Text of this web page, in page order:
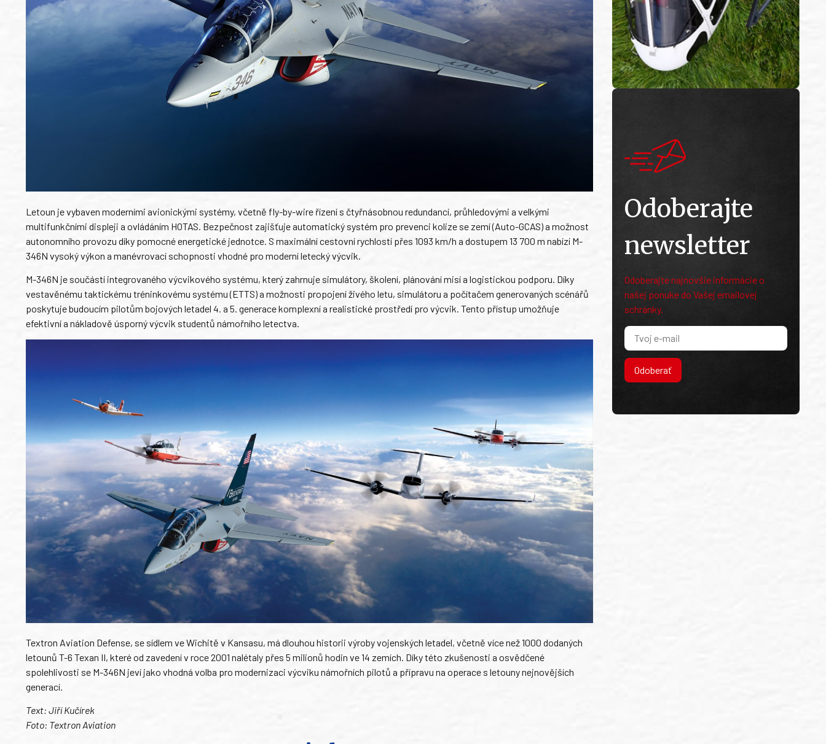
Letoun je vybaven moderními avionickými systémy, včetně fly-by-wire řízení s čtyřnásobnou redundancí, průhledovými a velkými
multifunkčními displeji a ovládáním HOTAS. Bezpečnost zajišťuje automatický systém pro prevenci kolize se zemí (Auto-GCAS) a možnost
autonomního provozu díky pomocné energetické jednotce. S maximální cestovní rychlostí přes 1093 km/h a dostupem 13 700 m nabízí M-
346N vysoký výkon a manévrovací schopnosti vhodné pro moderní letecký výcvik.
M-346N je součástí integrovaného výcvikového systému, který zahrnuje simulátory, školení, plánování misí a logistickou podporu. Díky
vestavěnému taktickému tréninkovému systému (ETTS) a možnosti propojení živého letu, simulátoru a počítačem generovaných scénářů
poskytuje budoucím pilotům bojových letadel 4. a 5. generace komplexní a realistické prostředí pro výcvik. Tento přístup umožňuje
efektivní a nákladově úsporný výcvik studentů námořního letectva.
Textron Aviation Defense, se sídlem ve Wichitě v Kansasu, má dlouhou historii výroby vojenských letadel, včetně více než 1000 dodaných
letounů T-6 Texan II, které od zavedení v roce 2001 nalétaly přes 5 milionů hodin ve 14 zemích. Díky této zkušenosti a osvědčené
spolehlivosti se M-346N jeví jako vhodná volba pro modernizaci výcviku námořních pilotů a přípravu na operace s letouny nejnovějších
generací.
Text: Jiří Kučírek
Foto: Textron Aviation
Odoberajte
newsletter
Odoberajte najnovšie informácie o
našej ponuke do Vašej emailovej
schránky.
Odoberať